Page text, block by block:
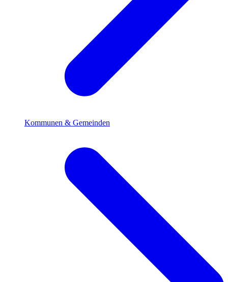
Kommunen & Gemeinden